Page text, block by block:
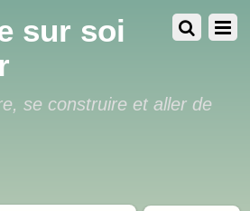
sur soi
se construire et aller de